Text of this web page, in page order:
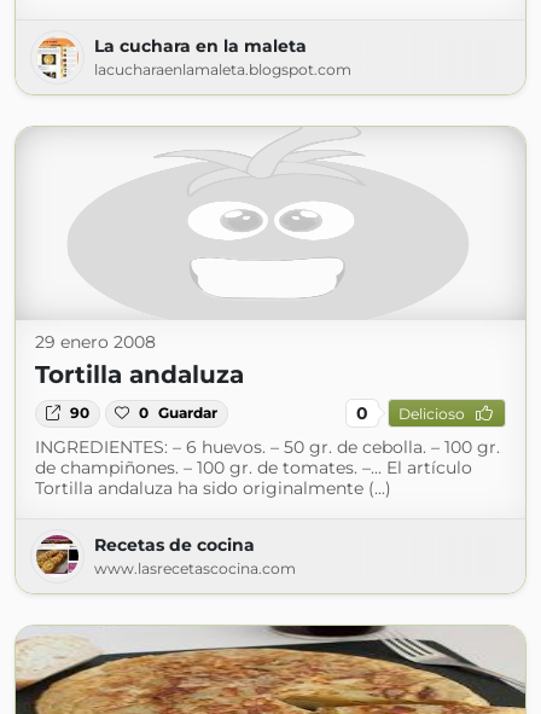
La cuchara en la maleta
lacucharaenlamaleta.blogspot.com
29 enero 2008
Tortilla andaluza
90 0 Guardar 0 Delicioso
INGREDIENTES: – 6 huevos. – 50 gr. de cebolla. – 100 gr.
de champiñones. – 100 gr. de tomates. –... El artículo
Tortilla andaluza ha sido originalmente (...)
Recetas de cocina
www.lasrecetascocina.com